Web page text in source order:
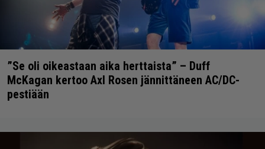
”Se oli oikeastaan aika herttaista” – Duff
McKagan kertoo Axl Rosen jännittäneen AC/DC-
pestiään